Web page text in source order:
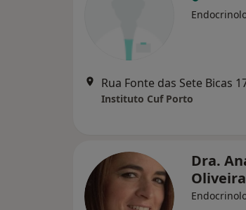
Instituto Cuf Porto
Dra.
Oliveira